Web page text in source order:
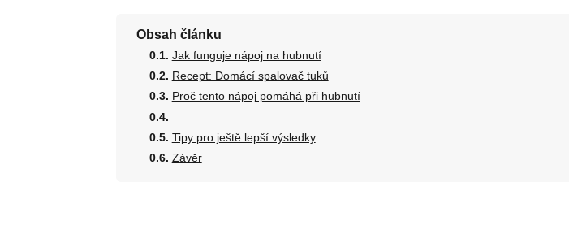
Obsah článku
Jak funguje nápoj na hubnutí
Recept: Domácí spalovač tuků
Proč tento nápoj pomáhá při hubnutí
Tipy pro ještě lepší výsledky
Závěr